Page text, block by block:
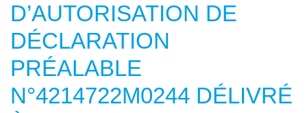
D’AUTORISATION DE
DÉCLARATION
PRÉALABLE
N°4214722M0244 DÉLIVRÉ